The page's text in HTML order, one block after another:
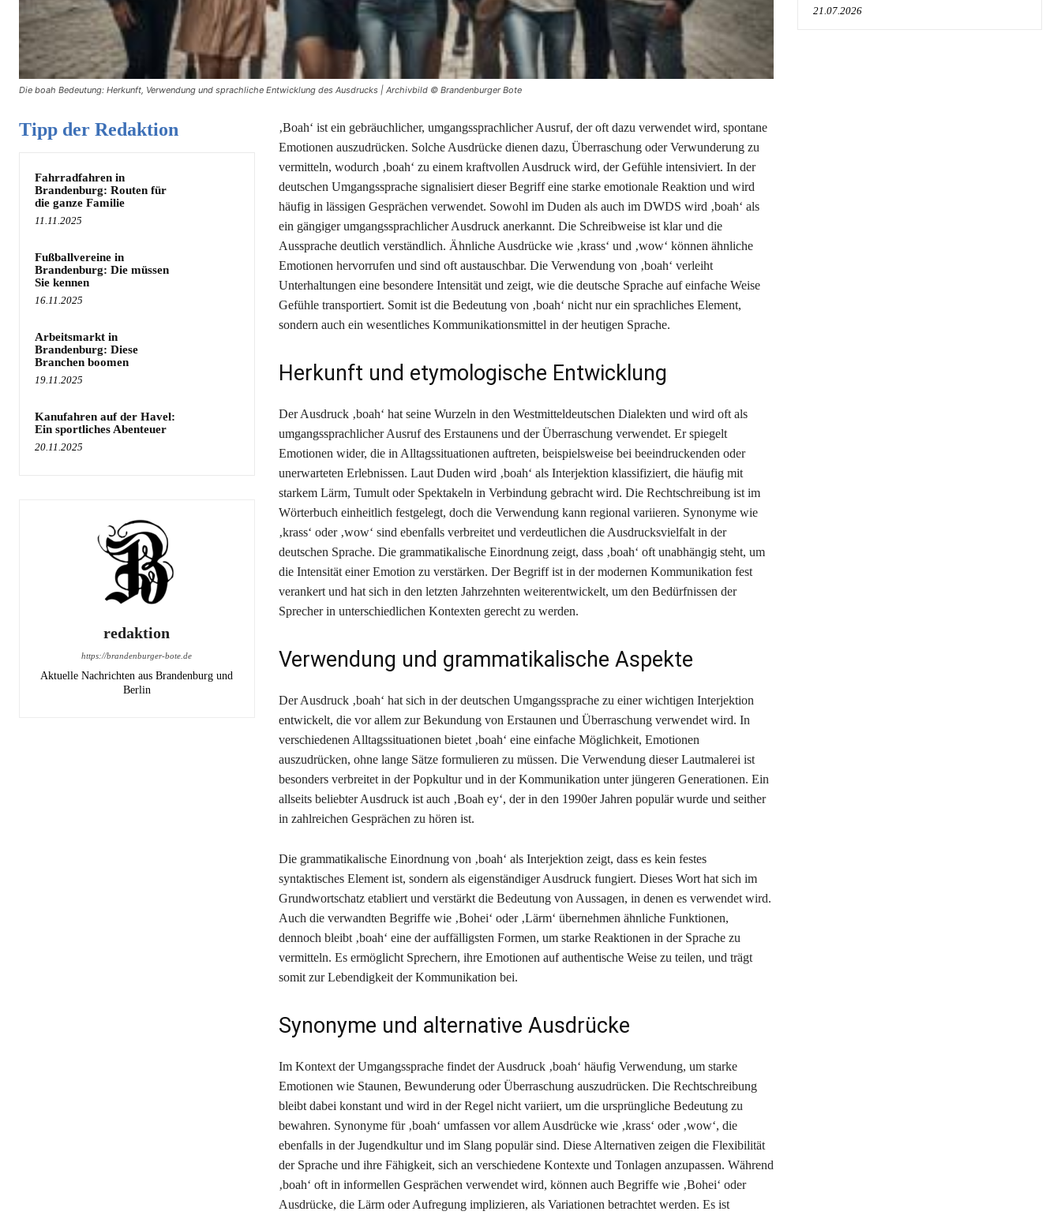
Die boah Bedeutung: Herkunft, Verwendung und sprachliche Entwicklung des Ausdrucks | Archivbild © Brandenburger Bote
Tipp der Redaktion
Fahrradfahren in
Brandenburg: Routen für
die ganze Familie
11.11.2025
Fußballvereine in
Brandenburg: Die müssen
Sie kennen
16.11.2025
Arbeitsmarkt in
Brandenburg: Diese
Branchen boomen
19.11.2025
Kanufahren auf der Havel:
Ein sportliches Abenteuer
20.11.2025
redaktion
https://brandenburger-bote.de
Aktuelle Nachrichten aus Brandenburg und
Berlin
‚Boah‘ ist ein gebräuchlicher, umgangssprachlicher Ausruf, der oft dazu verwendet wird, spontane
Emotionen auszudrücken. Solche Ausdrücke dienen dazu, Überraschung oder Verwunderung zu
vermitteln, wodurch ‚boah‘ zu einem kraftvollen Ausdruck wird, der Gefühle intensiviert. In der
deutschen Umgangssprache signalisiert dieser Begriff eine starke emotionale Reaktion und wird
häufig in lässigen Gesprächen verwendet. Sowohl im Duden als auch im DWDS wird ‚boah‘ als
ein gängiger umgangssprachlicher Ausdruck anerkannt. Die Schreibweise ist klar und die
Aussprache deutlich verständlich. Ähnliche Ausdrücke wie ‚krass‘ und ‚wow‘ können ähnliche
Emotionen hervorrufen und sind oft austauschbar. Die Verwendung von ‚boah‘ verleiht
Unterhaltungen eine besondere Intensität und zeigt, wie die deutsche Sprache auf einfache Weise
Gefühle transportiert. Somit ist die Bedeutung von ‚boah‘ nicht nur ein sprachliches Element,
sondern auch ein wesentliches Kommunikationsmittel in der heutigen Sprache.
Herkunft und etymologische Entwicklung
Der Ausdruck ‚boah‘ hat seine Wurzeln in den Westmitteldeutschen Dialekten und wird oft als
umgangssprachlicher Ausruf des Erstaunens und der Überraschung verwendet. Er spiegelt
Emotionen wider, die in Alltagssituationen auftreten, beispielsweise bei beeindruckenden oder
unerwarteten Erlebnissen. Laut Duden wird ‚boah‘ als Interjektion klassifiziert, die häufig mit
starkem Lärm, Tumult oder Spektakeln in Verbindung gebracht wird. Die Rechtschreibung ist im
Wörterbuch einheitlich festgelegt, doch die Verwendung kann regional variieren. Synonyme wie
‚krass‘ oder ‚wow‘ sind ebenfalls verbreitet und verdeutlichen die Ausdrucksvielfalt in der
deutschen Sprache. Die grammatikalische Einordnung zeigt, dass ‚boah‘ oft unabhängig steht, um
die Intensität einer Emotion zu verstärken. Der Begriff ist in der modernen Kommunikation fest
verankert und hat sich in den letzten Jahrzehnten weiterentwickelt, um den Bedürfnissen der
Sprecher in unterschiedlichen Kontexten gerecht zu werden.
Verwendung und grammatikalische Aspekte
Der Ausdruck ‚boah‘ hat sich in der deutschen Umgangssprache zu einer wichtigen Interjektion
entwickelt, die vor allem zur Bekundung von Erstaunen und Überraschung verwendet wird. In
verschiedenen Alltagssituationen bietet ‚boah‘ eine einfache Möglichkeit, Emotionen
auszudrücken, ohne lange Sätze formulieren zu müssen. Die Verwendung dieser Lautmalerei ist
besonders verbreitet in der Popkultur und in der Kommunikation unter jüngeren Generationen. Ein
allseits beliebter Ausdruck ist auch ‚Boah ey‘, der in den 1990er Jahren populär wurde und seither
in zahlreichen Gesprächen zu hören ist.
Die grammatikalische Einordnung von ‚boah‘ als Interjektion zeigt, dass es kein festes
syntaktisches Element ist, sondern als eigenständiger Ausdruck fungiert. Dieses Wort hat sich im
Grundwortschatz etabliert und verstärkt die Bedeutung von Aussagen, in denen es verwendet wird.
Auch die verwandten Begriffe wie ‚Bohei‘ oder ‚Lärm‘ übernehmen ähnliche Funktionen,
dennoch bleibt ‚boah‘ eine der auffälligsten Formen, um starke Reaktionen in der Sprache zu
vermitteln. Es ermöglicht Sprechern, ihre Emotionen auf authentische Weise zu teilen, und trägt
somit zur Lebendigkeit der Kommunikation bei.
Synonyme und alternative Ausdrücke
Im Kontext der Umgangssprache findet der Ausdruck ‚boah‘ häufig Verwendung, um starke
Emotionen wie Staunen, Bewunderung oder Überraschung auszudrücken. Die Rechtschreibung
bleibt dabei konstant und wird in der Regel nicht variiert, um die ursprüngliche Bedeutung zu
bewahren. Synonyme für ‚boah‘ umfassen vor allem Ausdrücke wie ‚krass‘ oder ‚wow‘, die
ebenfalls in der Jugendkultur und im Slang populär sind. Diese Alternativen zeigen die Flexibilität
der Sprache und ihre Fähigkeit, sich an verschiedene Kontexte und Tonlagen anzupassen. Während
‚boah‘ oft in informellen Gesprächen verwendet wird, können auch Begriffe wie ‚Bohei‘ oder
Ausdrücke, die Lärm oder Aufregung implizieren, als Variationen betrachtet werden. Es ist
21.07.2026